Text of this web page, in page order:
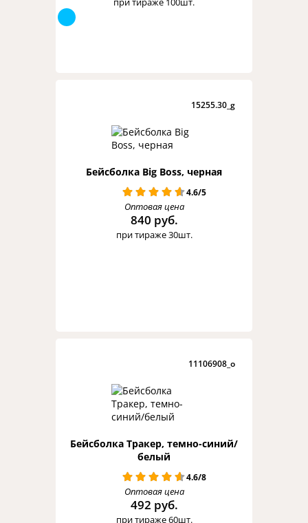
15255.30_g
Бейсболка Big Boss, черная
4.6/5
Оптовая цена
840 руб.
при тираже 30шт.
11106908_o
Бейсболка Тракер, темно-синий/
белый
4.6/8
Оптовая цена
492 руб.
при тираже 60шт.